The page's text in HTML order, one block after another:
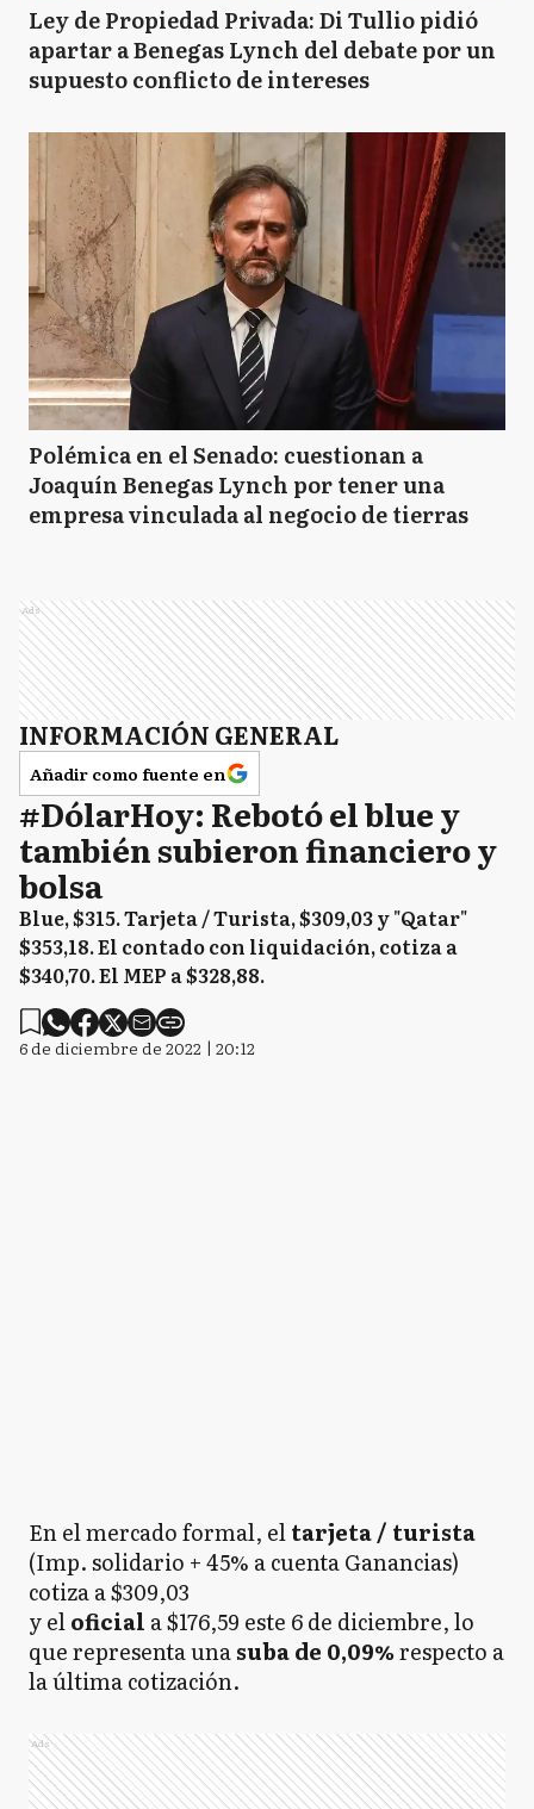
Ley de Propiedad Privada: Di Tullio pidió
apartar a Benegas Lynch del debate por un
supuesto conflicto de intereses
Polémica en el Senado: cuestionan a
Joaquín Benegas Lynch por tener una
empresa vinculada al negocio de tierras
Ads
INFORMACIÓN GENERAL
Añadir como fuente en
#DólarHoy: Rebotó el blue y
también subieron financiero y
bolsa
Blue, $315. Tarjeta / Turista, $309,03 y "Qatar"
$353,18. El contado con liquidación, cotiza a
$340,70. El MEP a $328,88.
6 de diciembre de 2022 | 20:12
En el mercado formal, eltarjeta / turista
(Imp. solidario + 45% a cuenta Ganancias)
cotiza a $309,03
y eloficial a $176,59 este 6 de diciembre, lo
que representa unasuba de 0,09%respecto a
la última cotización.
Ads